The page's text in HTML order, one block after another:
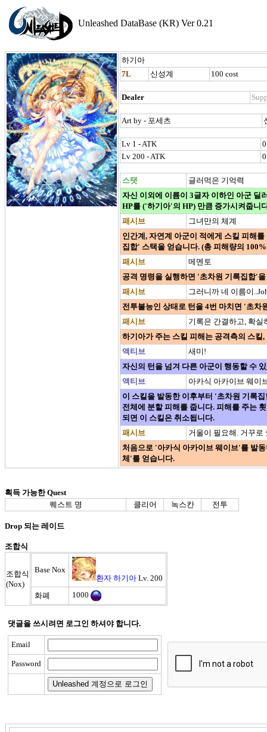
Unleashed DataBase (KR) Ver 0.21
하기아
7L
신성계 100 cost
Dealer
Art by - 포세츠
Lv 1 - ATK
0
Lv 200 - ATK
0
스탯
글러먹은 기억력
자신 이외에 이름이 3글자 이하인 아군 딜
HP를 ('하기아'의 HP) 만큼 증가시켜줍니
패시브
그녀만의 체계
인간계, 자연계 아군이 적에게 스킬 피해
집합' 스택을 얻습니다. (총 피해량의
패시브
메멘토
공격 명령을 실행하면 '초차원 기록집합'
패시브
그러니까 네 이름이
전투불능인 상태로 턴을 4번 마치면 '초차
패시브
기록은 간결하고, 확실
하기아가 주는 스킬 피해는 공격측의 스
액티브
새미!
자신의 턴을 넘겨 다른 아군이 행동할 수
액티브
아카식 아카이브 웨이
이 스킬을 발동한 이후부터 '초차원 기록
전체에 분할 피해를 줍니다. 피해를 주는
되면 이 스킬은 취소됩니다.
패시브
거울이 필요해. 거꾸로
처음으로 '아카식 아카이브 웨이브'를 발
체'를 얻습니다.
획득 가능한 Quest
퀘스트 명
클리어 녹스칸 전투
Drop 되는 레이드
조합식
조합식
(Nox)
Base Nox
환자 하기아 Lv. 200
화폐
1000
댓글을 쓰시려면 로그인 하셔야 합니다.
Email
Password